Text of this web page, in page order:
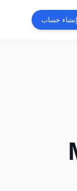
إنشاء حساب